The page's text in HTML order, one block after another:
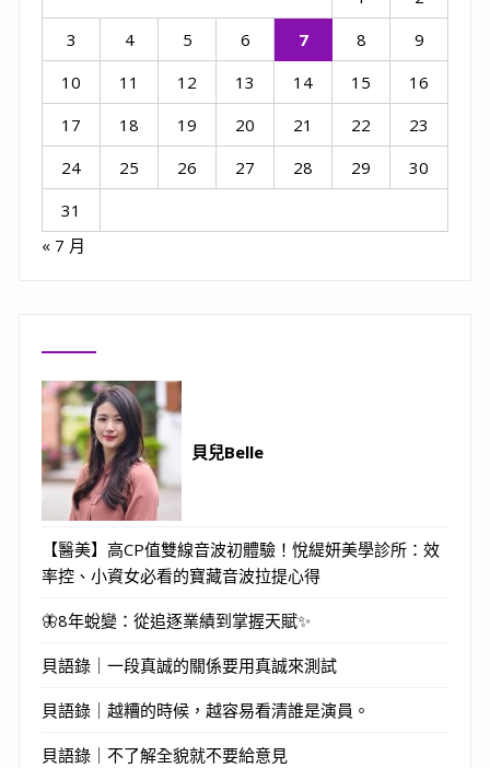
3
4 5 6 7 8
9
10
11 12 13 14 15
16
17
18 19 20 21 22
23
24
25 26 27 28 29
30
31
« 7 月
貝兒Belle
【醫美】高CP值雙線音波初體驗！悅緹妍美學診所：效
率控、小資女必看的寶藏音波拉提心得
🦋8年蛻變：從追逐業績到掌握天賦✨
貝語錄｜一段真誠的關係要用真誠來測試
貝語錄｜越糟的時候，越容易看清誰是演員。
貝語錄｜不了解全貌就不要給意見